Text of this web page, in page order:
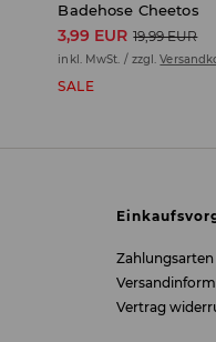
Badehose Cheetos
3,99 EUR 19,99 EUR
inkl. MwSt. / zzgl.
SALE
Zahlungsarten
Vertrag